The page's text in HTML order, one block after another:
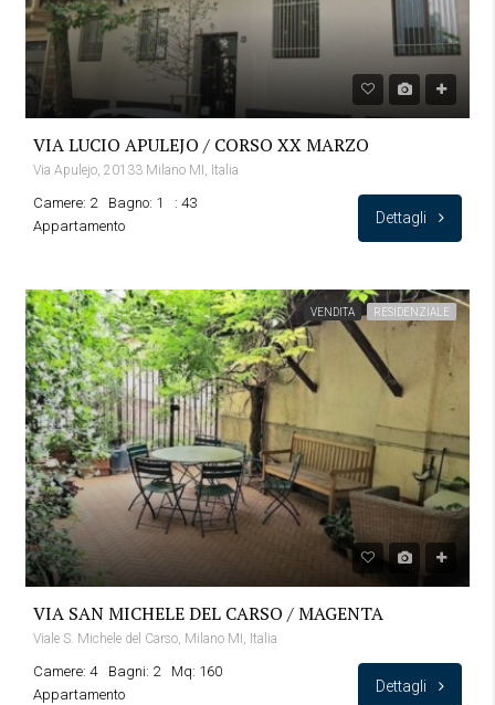
VIA LUCIO APULEJO / CORSO XX MARZO
Via Apulejo, 20133 Milano MI, Italia
Camere: 2 Bagno: 1
: 43
Appartamento
Dettagli
VENDITA RESIDENZIALE
VIA SAN MICHELE DEL CARSO / MAGENTA
Viale S. Michele del Carso, Milano MI, Italia
Camere: 4 Bagni: 2
Mq: 160
Appartamento
Dettagli